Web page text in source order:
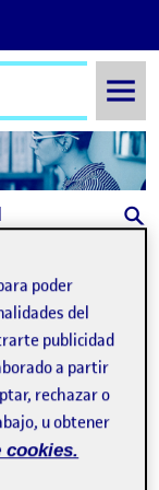
¿Y si la realidad aumentada siguiese los pasos de las redes sociales?
realidad aumentada
poder
del
publicidad
a partir
rechazar o
u obtener
cookies.